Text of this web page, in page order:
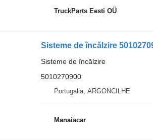
TruckParts Eesti OÜ
Sisteme de încălzire
5010270900
Portugalia, ARGONCILHE
Manaiacar